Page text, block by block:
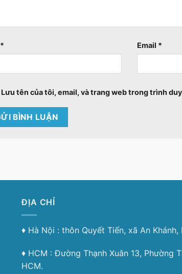
* Email *
Lưu tên của tôi, email, và trang web trong trình
ĐỊA CHỈ
♦︎ Hà Nội : thôn Quyết Tiến, xã An Khánh,
♦︎ HCM : Đường Thạnh Xuân 13, Phường
HCM.